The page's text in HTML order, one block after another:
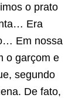
o prato
Era
Em nossa
o garçom e
segundo
De fato,